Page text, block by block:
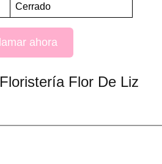
Cerrado
ahora
Flor De Liz